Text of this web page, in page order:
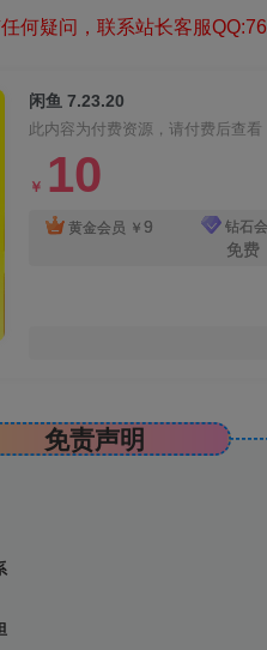
何疑问，联系站长客服
闲鱼 7.23.20
此内容为付费资源，请付费后查看
￥ 10
黄金会员 ￥9 钻石
免费
免责声明